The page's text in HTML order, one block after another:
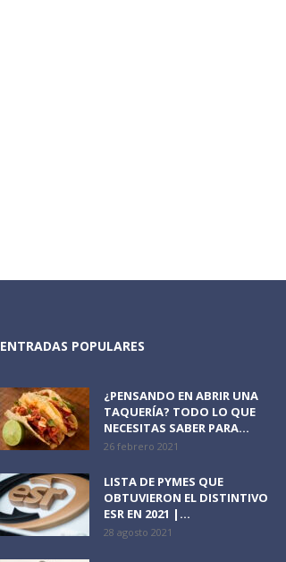
ENTRADAS POPULARES
¿PENSANDO EN ABRIR UNA
TAQUERÍA? TODO LO QUE
NECESITAS SABER PARA...
26 febrero 2021
LISTA DE PYMES QUE
OBTUVIERON EL DISTINTIVO
ESR EN 2021 |...
28 agosto 2021